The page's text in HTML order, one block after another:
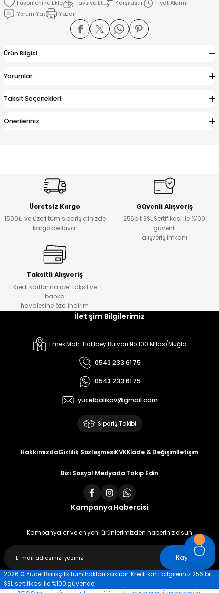
Tavsiye Et
Karşılaştır
Fiyat Alarmı
Yorum Yaz
Yazdır
Ürün Bilgisi
Yorumlar
Taksit Seçenekleri
Önerileriniz
Ücretsiz Kargo
1500₺ ve üzeri tüm siparişlerinizde
kargo bedava!
Güvenli Alışveriş
256bit SSL Sertifikası ile %100
güvenli
alışveriş imkanı
Taksitli Alışveriş
Kredi kartlarına özel taksit ve
banka
havalesine özel indirim
İletişim Bilgilerimiz
Emek Mah. Halilbey Bulvarı No:100 Milas/Muğla
0543 233 61 75
0543 233 61 75
yucelbalikav@gmail.com
Sipariş Takibi
HakkımızdaGizlilik SözleşmesiKVKKİade & Değişimİletişim
Bizi Sosyal Medyada Takip Edin
Kampanya Habercisi
Kampanyalar ve en yeni ürünlerimizden haberiniz olsun
Kaydet
2026 © Yücel Balıkçılık tüm hakları saklıdır. Kredi kartı bilgileriniz 256 bit
SSL sertifikası ile %100 güvende!